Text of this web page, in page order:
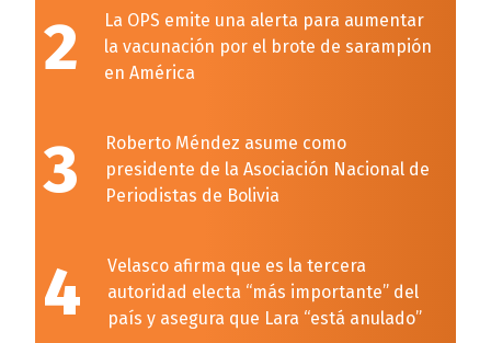
2
La OPS emite una alerta para aumentar
la vacunación por el brote de sarampión
en América
3
Roberto Méndez asume como
presidente de la Asociación Nacional de
Periodistas de Bolivia
4
Velasco afirma que es la tercera
autoridad electa “más importante” del
país y asegura que Lara “está anulado”